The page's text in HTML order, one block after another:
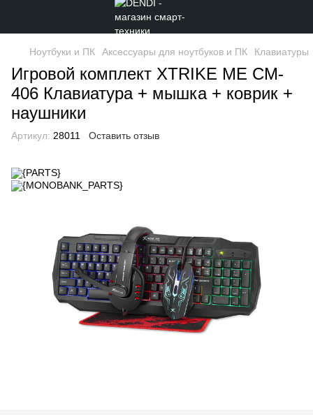
Ноутбуки и ПК Аксессуары для ноутбуков и ПК Клавиатуры
Игровой комплект XTRIKE ME CM-
406 Клавиатура + мышка + коврик +
наушники
Артикул: 28011 Оставить отзыв